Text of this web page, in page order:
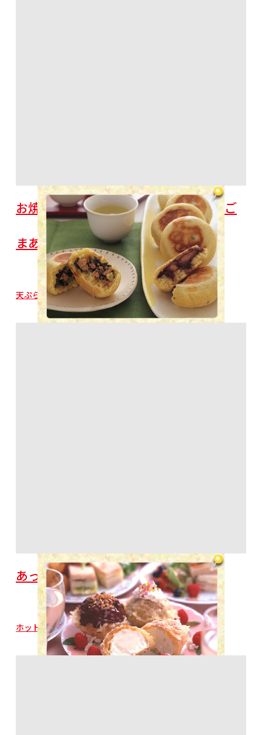
お焼き２種（野沢菜あん・バナナ入りご
まあん）
天ぷら粉
あったか冷たいシューアイス天ぷら
ホットケーキミックス